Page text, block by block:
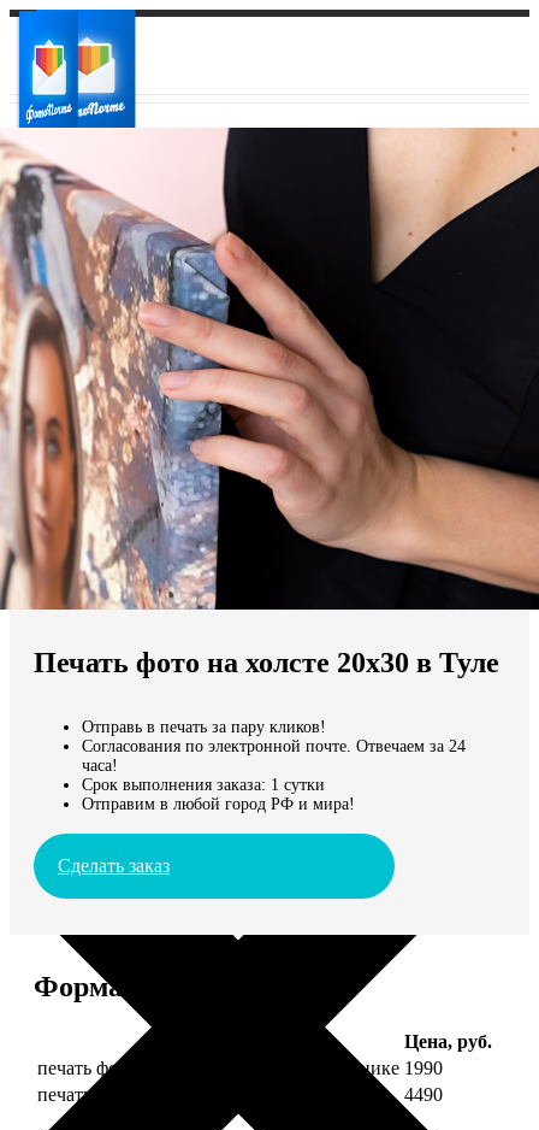
Ваш город:
Ваш регион доставки
Выберите из списка:
Мы доставляем по всему миру
Продолжить без города
Печать фото на холсте 20х30 в Туле
Отправь в печать за пару кликов!
Согласования по электронной почте. Отвечаем за 24
часа!
Срок выполнения заказа: 1 сутки
Отправим в любой город РФ и мира!
Сделать заказ
Форматы и цены
Цена, руб.
печать фото на холсте 20х30 на подрамнике 1990
печать фото на холсте 20х30 в раме
4490